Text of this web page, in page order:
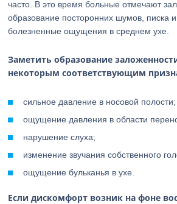
часто. В это время больные отмечают
образование посторонних шумов, писка
болезненные ощущения в среднем ухе.
Заметить образование
некоторым соответствующим
сильное давление в носовой полости;
ощущение давления в области
нарушение слуха;
изменение звучания собственного
ощущение бульканья в ухе.
Если дискомфорт возник на фоне